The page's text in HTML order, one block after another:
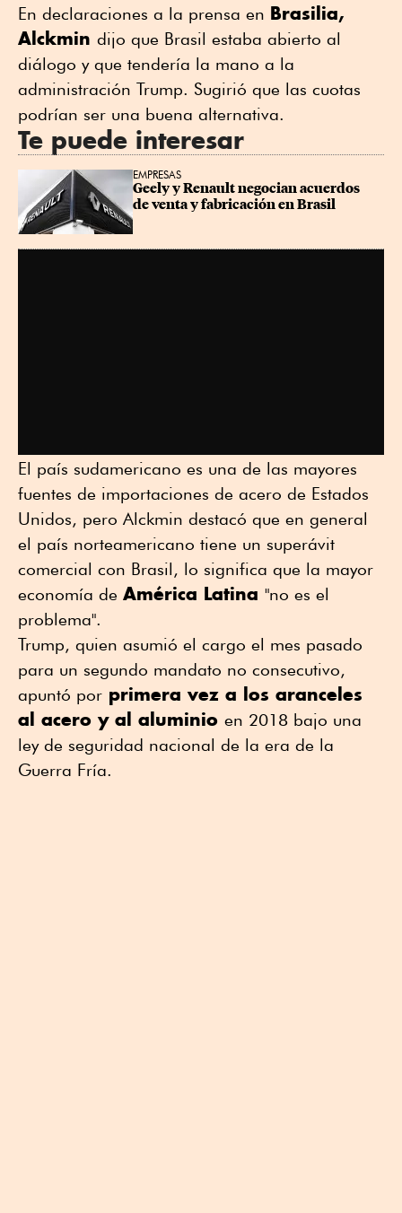
En declaraciones a la prensa en Brasilia,
Alckmin dijo que Brasil estaba abierto al
diálogo y que tendería la mano a la
administración Trump. Sugirió que las cuotas
podrían ser una buena alternativa.
Te puede interesar
EMPRESAS
Geely y Renault negocian acuerdos
de venta y fabricación en Brasil
El país sudamericano es una de las mayores
fuentes de importaciones de acero de Estados
Unidos, pero Alckmin destacó que en general
el país norteamericano tiene un superávit
comercial con Brasil, lo significa que la mayor
economía de América Latina "no es el
problema".
Trump, quien asumió el cargo el mes pasado
para un segundo mandato no consecutivo,
apuntó por primera vez a los aranceles
al acero y al aluminio en 2018 bajo una
ley de seguridad nacional de la era de la
Guerra Fría.